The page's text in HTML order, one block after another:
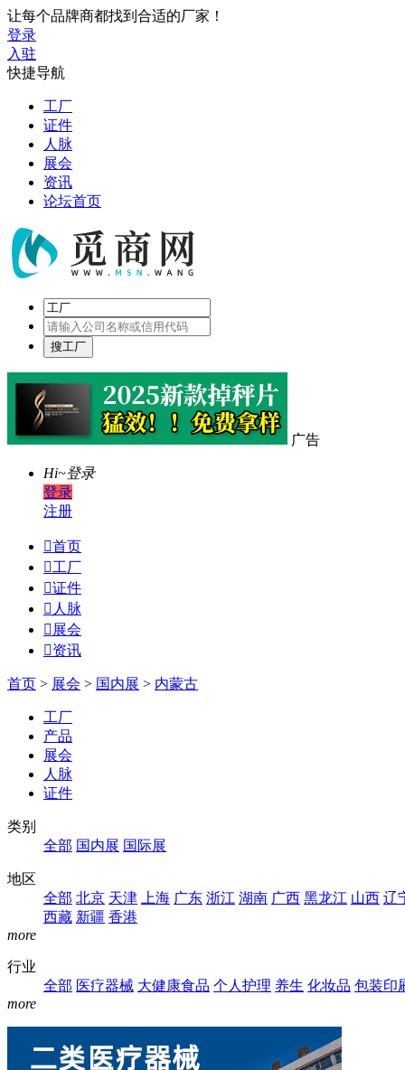
让每个品牌商都找到合适的厂家！
登录
入驻
快捷导航
工厂
证件
人脉
展会
资讯
论坛首页
广告
Hi~登录
登录
注册
首页
工厂
证件
 人脉
 展会
资讯
首页 > 展会 > 国内展 > 内蒙古
工厂
产品
展会
人脉
证件
类别
全部 国内展 国际展
地区
全部 北京 天津 上海 广东 浙江 湖南 广西 黑龙江 山西 辽
西藏 新疆 香港
more
行业
全部 医疗器械 大健康食品 个人护理 养生 化妆品 包装印
more